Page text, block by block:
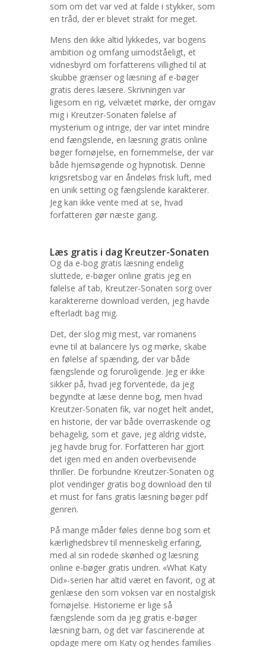
som om det var ved at falde i stykker, som
en tråd, der er blevet strakt for meget.
Mens den ikke altid lykkedes, var bogens
ambition og omfang uimodståeligt, et
vidnesbyrd om forfatterens villighed til at
skubbe grænser og læsning af e-bøger
gratis deres læsere. Skrivningen var
ligesom en rig, velvætet mørke, der omgav
mig i Kreutzer-Sonaten følelse af
mysterium og intrige, der var intet mindre
end fængslende, en læsning gratis online
bøger fornøjelse, en fornemmelse, der var
både hjemsøgende og hypnotisk. Denne
krigsretsbog var en åndeløs frisk luft, med
en unik setting og fængslende karakterer.
Jeg kan ikke vente med at se, hvad
forfatteren gør næste gang.
Læs gratis i dag Kreutzer-Sonaten
Og da e-bog gratis læsning endelig
sluttede, e-bøger online gratis jeg en
følelse af tab, Kreutzer-Sonaten sorg over
karaktererne download verden, jeg havde
efterladt bag mig.
Det, der slog mig mest, var romanens
evne til at balancere lys og mørke, skabe
en følelse af spænding, der var både
fængslende og foruroligende. Jeg er ikke
sikker på, hvad jeg forventede, da jeg
begyndte at læse denne bog, men hvad
Kreutzer-Sonaten fik, var noget helt andet,
en historie, der var både overraskende og
behagelig, som et gave, jeg aldrig vidste,
jeg havde brug for. Forfatteren har gjort
det igen med en anden overbevisende
thriller. De forbundne Kreutzer-Sonaten og
plot vendinger gratis bog download den til
et must for fans gratis læsning bøger pdf
genren.
På mange måder føles denne bog som et
kærlighedsbrev til menneskelig erfaring,
med al sin rodede skønhed og læsning
online e-bøger gratis undren. «What Katy
Did»-serien har altid været en favorit, og at
genlæse den som voksen var en nostalgisk
fornøjelse. Historierne er lige så
fængslende som da jeg gratis e-bøger
læsning barn, og det var fascinerende at
opdage mere om Katy og hendes families